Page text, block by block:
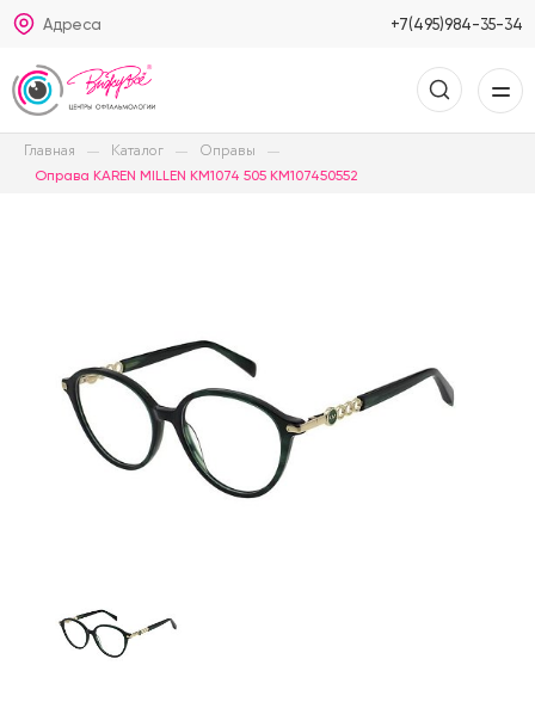
Адреса +7(495)984-35-34
Главная Каталог Оправы
Оправа KAREN MILLEN KM1074 505 KM107450552